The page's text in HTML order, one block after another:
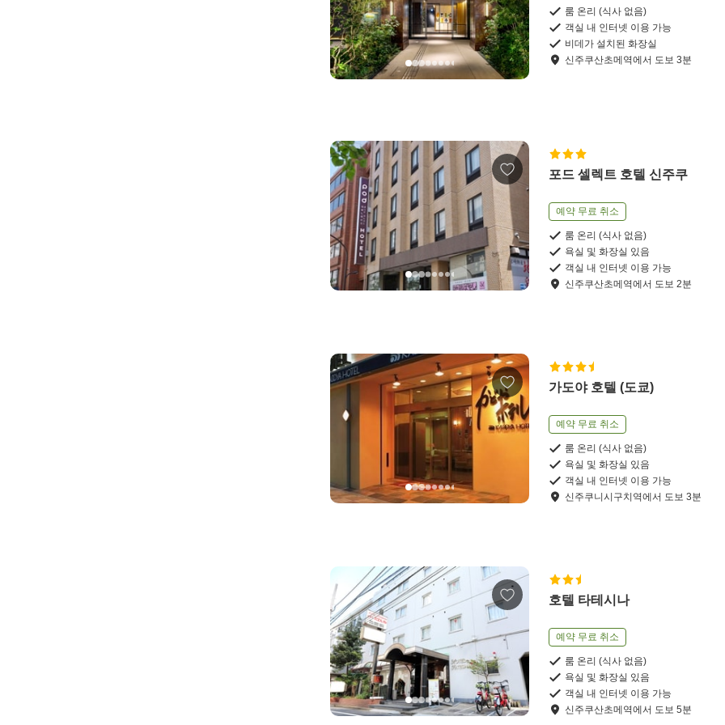
룸 온리 (식사 없음)
객실 내 인터넷 이용 가능
비데가 설치된 화장실
신주쿠산초메역에서 도보 3분
포드 셀렉트 호텔 신주쿠
예약 무료 취소
룸 온리 (식사 없음)
욕실 및 화장실 있음
객실 내 인터넷 이용 가능
신주쿠산초메역에서 도보 2분
가도야 호텔 (도쿄)
예약 무료 취소
룸 온리 (식사 없음)
욕실 및 화장실 있음
객실 내 인터넷 이용 가능
신주쿠니시구치역에서 도보 3분
호텔 타테시나
예약 무료 취소
룸 온리 (식사 없음)
욕실 및 화장실 있음
객실 내 인터넷 이용 가능
신주쿠산초메역에서 도보 5분